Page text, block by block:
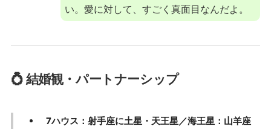
い。愛に対して、すごく真面目なんだよ。
💍 結婚観・パートナーシップ
7ハウス：射手座に土星・天王星／海王星：山羊座